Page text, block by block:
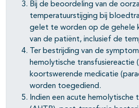
open- en dichtklappen
open- en dichtklappen
Bij de beoordeling van de
temperatuurstijging bij
gelet te worden op de gehele
van de patiënt, inclusief de
Ter bestrijding van de
hemolytische transfusiereactie
koortswerende medicatie
worden toegediend.
Indien een acute hemolytische